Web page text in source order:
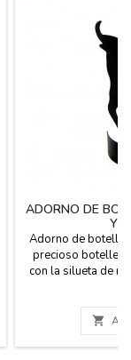
ADORNO DE
Y
Adorno de botella
precioso
con la silueta de
botellero. (botella
cm. x 7,5
